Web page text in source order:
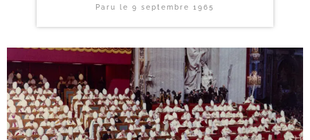
Paru le9 septembre 1965